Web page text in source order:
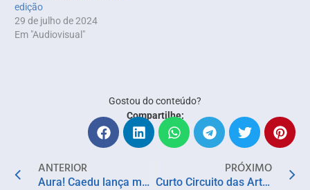
edição
29 de julho de 2024
Em "Audiovisual"
Gostou do conteúdo?
Compartilhe:
ANTERIOR
Aura! Caedu lança marca de lingerie e celebra individualidade feminina através do bem-estar
PRÓXIMO
Curto Circuito das Artes promove ocupação artística em Salvador